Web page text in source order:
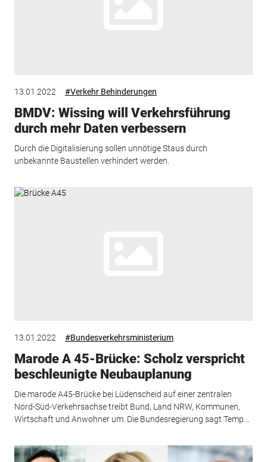
13.01.2022 #Verkehr Behinderungen
BMDV: Wissing will Verkehrsführung
durch mehr Daten verbessern
Durch die Digitalisierung sollen unnötige Staus durch
unbekannte Baustellen verhindert werden.
13.01.2022 #Bundesverkehrsministerium
Marode A 45-Brücke: Scholz verspricht
beschleunigte Neubauplanung
Die marode A45-Brücke bei Lüdenscheid auf einer zentralen
Nord-Süd-Verkehrsachse treibt Bund, Land NRW, Kommunen,
Wirtschaft und Anwohner um. Die Bundesregierung sagt Temp...